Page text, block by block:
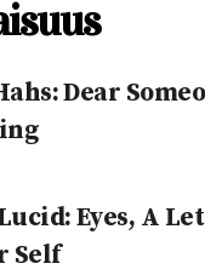
Dear
Eyes, A
Self